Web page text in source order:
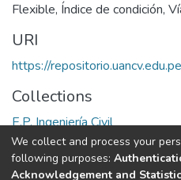
Flexible, Índice de condición,
URI
https://
Collections
E.P. Ingeniería Civil
Full item page
We collect and process your
following purposes:
Acknowledgement and